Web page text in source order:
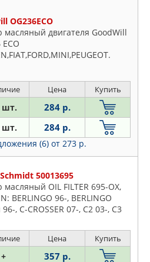
OG236ECO
масляный двигателя GoodWill
Цена Купить
шт. 284 р.
шт. 284 р.
(6) от 273 р.
50013695
OIL FILTER 695-OX,
BERLINGO 96-, BERLINGO
, C-CROSSER 07-, C2 03-, C3
06-, C4 Picasso
Цена Купить
+ 357 р.